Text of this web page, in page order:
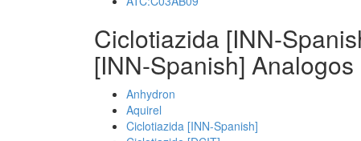
Ciclotiazida [INN-
[INN-Spanish] Analogos
Anhydron
Aquirel
Ciclotiazida [INN-Spanish]